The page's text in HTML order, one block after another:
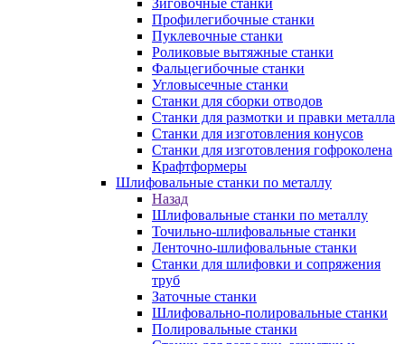
Зиговочные станки
Профилегибочные станки
Пуклевочные станки
Роликовые вытяжные станки
Фальцегибочные станки
Угловысечные станки
Станки для сборки отводов
Станки для размотки и правки металла
Станки для изготовления конусов
Станки для изготовления гофроколена
Крафтформеры
Шлифовальные станки по металлу
Назад
Шлифовальные станки по металлу
Точильно-шлифовальные станки
Ленточно-шлифовальные станки
Станки для шлифовки и сопряжения
труб
Заточные станки
Шлифовально-полировальные станки
Полировальные станки